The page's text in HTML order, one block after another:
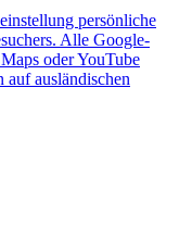
persönliche
Alle Google-
oder YouTube
auf ausländischen